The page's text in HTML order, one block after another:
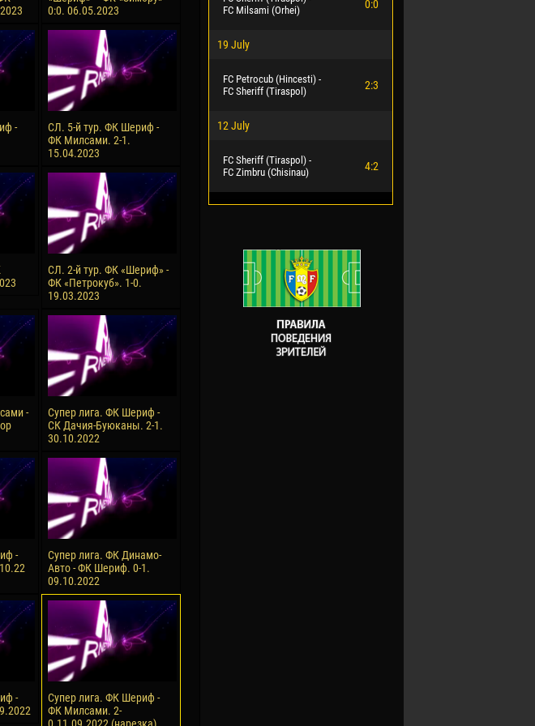
HERRERA
0:0. 06.05.2023
-
СЛ. 5-й тур. ФК Шериф -
ФК Милсами. 2-1.
15.04.2023
СЛ. 2-й тур. ФК «Шериф» -
ФК «Петрокуб». 1-0.
19.03.2023
-
Супер лига. ФК Шериф -
СК Дачия-Буюканы. 2-1.
30.10.2022
-
Супер лига. ФК Динамо-
Авто - ФК Шериф. 0-1.
09.10.2022
-
Супер лига. ФК Шериф -
ФК Милсами. 2-
FC Milsami (Orhei)
0:0
19 July
FC Petrocub (Hincesti) -
FC Sheriff (Tiraspol)
2:3
12 July
FC Sheriff (Tiraspol) -
FC Zimbru (Chisinau)
4:2